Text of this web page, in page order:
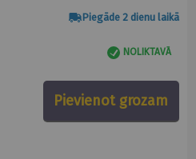
Piegāde 2 dienu laikā
NOLIKTAVĀ
Pievienot grozam